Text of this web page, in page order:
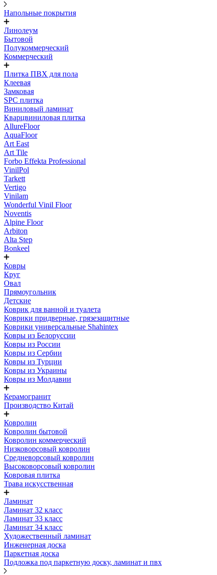
Напольные покрытия
Линолеум
Бытовой
Полукоммерческий
Коммерческий
Плитка ПВХ для пола
Клеевая
Замковая
SPC плитка
Виниловый ламинат
Кварцвиниловая плитка
AllureFloor
AquaFloor
Art East
Art Tile
Forbo Effekta Professional
VinilPol
Tarkett
Vertigo
Vinilam
Wonderful Vinil Floor
Noventis
Alpine Floor
Arbiton
Alta Step
Bonkeel
Ковры
Круг
Овал
Прямоугольник
Детские
Коврик для ванной и туалета
Коврики придверные, грязезащитные
Коврики универсальные Shahintex
Ковры из Белоруссии
Ковры из России
Ковры из Сербии
Ковры из Турции
Ковры из Украины
Ковры из Молдавии
Керамогранит
Производство Китай
Ковролин
Ковролин бытовой
Ковролин коммерческий
Низковорсовый ковролин
Средневорсовый ковролин
Высоковорсовый ковролин
Ковровая плитка
Трава искусственная
Ламинат
Ламинат 32 класс
Ламинат 33 класс
Ламинат 34 класс
Художественный ламинат
Инженерная доска
Паркетная доска
Подложка под паркетную доску, ламинат и пвх